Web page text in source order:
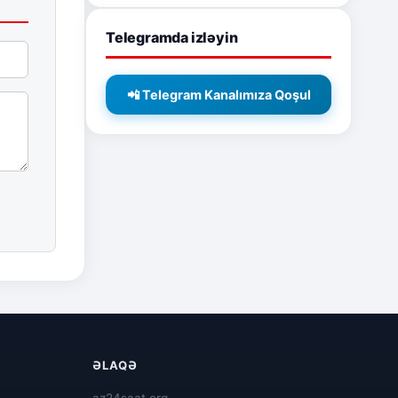
Telegramda izləyin
📲 Telegram Kanalımıza Qoşul
ƏLAQƏ